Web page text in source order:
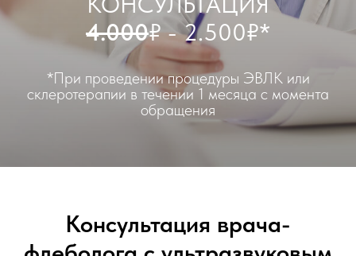
4.000₽ - 2.500₽*
*При проведении процедуры ЭВЛК или
склеротерапии в течении 1 месяца с момента
обращения
Консультация врача-